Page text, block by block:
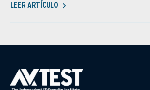
LEER ARTÍCULO